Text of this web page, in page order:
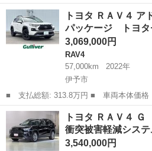
ー名： トヨタ ■ 車種名： ＲＡＶ４
チャー 衝突被害軽減ブレーキシステム
グＴＶ・...
愛媛 松山市 RAV4
トヨタ ＲＡＶ４
パッケージ トヨ
3,069,000円
RAV4
57,000km
2022年
伊予市
■ 支払総額: 313.8万円 ■ 車両本体価格： 3,069,000 円 ■ メーカ
ー名： トヨタ ■ 車種名： ＲＡＶ４
チャー オフロードパッケージ トヨタ
ンチディ...
愛媛 伊予市 RAV4
トヨタ ＲＡＶ４
衝突被害軽減シス
3,540,000円